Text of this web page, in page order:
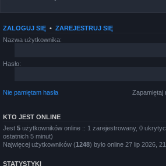
ZALOGUJ SIĘ • ZAREJESTRUJ SIĘ
Nazwa użytkownika:
Hasło:
Nie pamiętam hasła Zapamiętaj
KTO JEST ONLINE
Jest 5 użytkowników online :: 1 zarejestrowany, 0
ostatnich 5 minut)
Najwięcej użytkowników (1248) było online 27 lip 2026,
STATYSTYKI